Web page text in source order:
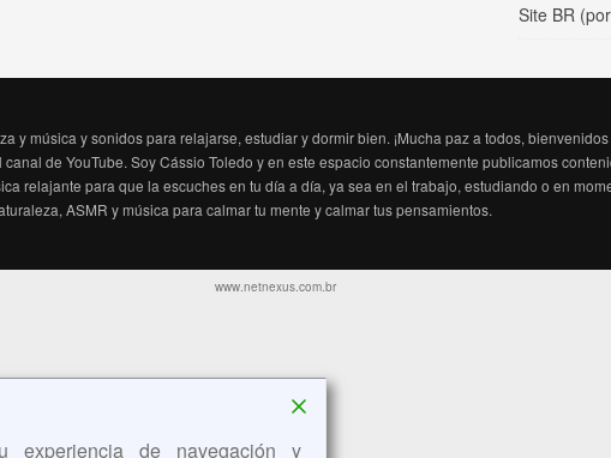
Site BR
y música y sonidos para relajarse, estudiar y dormir bien. ¡Mucha paz a todos,
de YouTube. Soy Cássio Toledo y en este espacio constantemente publicamos
relajante para que la escuches en tu día a día, ya sea en el trabajo, estudiando o en
ASMR y música para calmar tu mente y calmar tus pensamientos.
www.netnexus.com.br
experiencia de navegación y